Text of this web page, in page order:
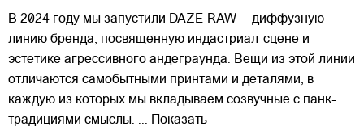
В 2024 году мы запустили DAZE RAW — диффузную
линию бренда, посвященную индастриал-сцене и
эстетике агрессивного андеграунда. Вещи из этой линии
отличаются самобытными принтами и деталями, в
каждую из которых мы вкладываем созвучные с панк-
традициями смыслы. ... Показать